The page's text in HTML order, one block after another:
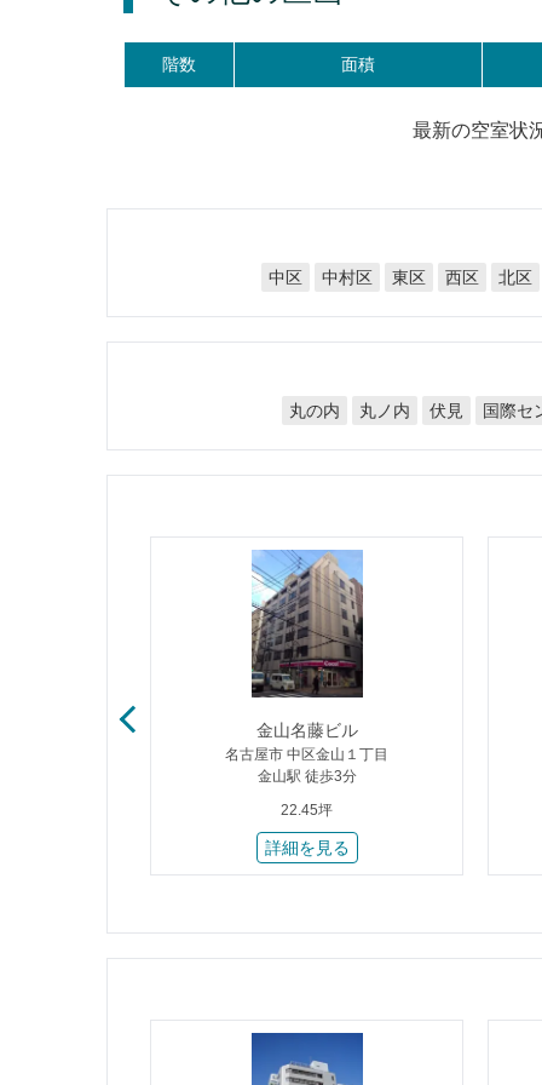
階数 面積
最新の空室状
中区 中村区 東区 西区 北区
丸の内 丸ノ内 伏見 国際セ
金山名藤ビル
名古屋市 中区金山１丁目
金山駅 徒歩3分
22.45坪
詳細を見る